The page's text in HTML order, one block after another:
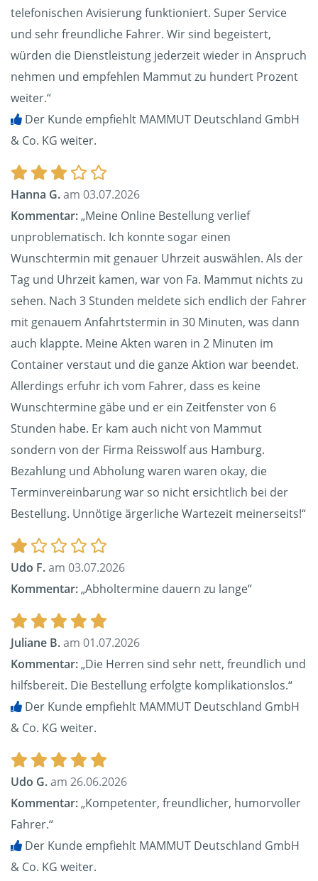
telefonischen Avisierung funktioniert. Super Service
und sehr freundliche Fahrer. Wir sind begeistert,
würden die Dienstleistung jederzeit wieder in Anspruch
nehmen und empfehlen Mammut zu hundert Prozent
weiter.“
Der Kunde empfiehlt MAMMUT Deutschland GmbH
& Co. KG weiter.
Hanna G.am 03.07.2026
Kommentar:„Meine Online Bestellung verlief
unproblematisch. Ich konnte sogar einen
Wunschtermin mit genauer Uhrzeit auswählen. Als der
Tag und Uhrzeit kamen, war von Fa. Mammut nichts zu
sehen. Nach 3 Stunden meldete sich endlich der Fahrer
mit genauem Anfahrtstermin in 30 Minuten, was dann
auch klappte. Meine Akten waren in 2 Minuten im
Container verstaut und die ganze Aktion war beendet.
Allerdings erfuhr ich vom Fahrer, dass es keine
Wunschtermine gäbe und er ein Zeitfenster von 6
Stunden habe. Er kam auch nicht von Mammut
sondern von der Firma Reisswolf aus Hamburg.
Bezahlung und Abholung waren waren okay, die
Terminvereinbarung war so nicht ersichtlich bei der
Bestellung. Unnötige ärgerliche Wartezeit meinerseits!“
Udo F.am 03.07.2026
Kommentar:„Abholtermine dauern zu lange“
Juliane B.am 01.07.2026
Kommentar:„Die Herren sind sehr nett, freundlich und
hilfsbereit. Die Bestellung erfolgte komplikationslos.“
Der Kunde empfiehlt MAMMUT Deutschland GmbH
& Co. KG weiter.
Udo G.am 26.06.2026
Kommentar:„Kompetenter, freundlicher, humorvoller
Fahrer.“
Der Kunde empfiehlt MAMMUT Deutschland GmbH
& Co. KG weiter.